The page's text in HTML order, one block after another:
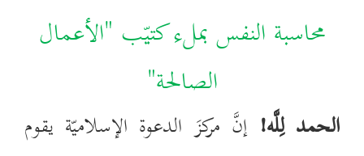
محاسبة النفس بملء كتيّب "الأعمال
الصالحة"
الحمد لِلَّه! إنَّ مركزَ الدعوة الإسلاميّة يقوم